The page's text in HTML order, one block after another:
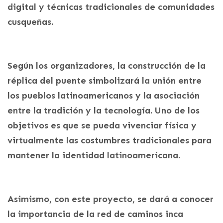
digital y técnicas tradicionales de comunidades
cusqueñas.
Según los organizadores, la construcción de la
réplica del puente simbolizará la unión entre
los pueblos latinoamericanos y la asociación
entre la tradición y la tecnología. Uno de los
objetivos es que se pueda vivenciar física y
virtualmente las costumbres tradicionales para
mantener la identidad latinoamericana.
Asimismo, con este proyecto, se dará a conocer
la importancia de la red de caminos inca